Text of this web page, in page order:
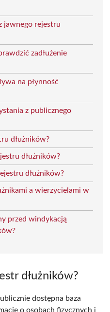
jawnego rejestru
zadłużenie
na płynność
z publicznego
dłużników?
dłużników?
dłużników?
a wierzycielami w
przed windykacją
dłużników?
dostępna baza
o osobach fizycznych i